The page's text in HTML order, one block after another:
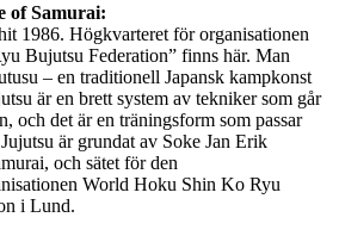
of Samurai:
1986. Högkvarteret för organisationen
Bujutsu Federation” finns här. Man
– en traditionell Japansk kampkonst
är en brett system av tekniker som går
och det är en träningsform som passar
är grundat av Soke Jan Erik
och sätet för den
World Hoku Shin Ko Ryu
i Lund.